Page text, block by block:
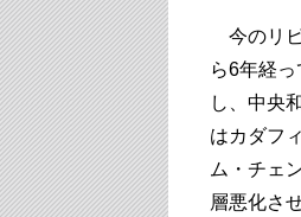
今のリ
ら6年経
し、中央
はカダフ
ム・チェ
層悪化さ